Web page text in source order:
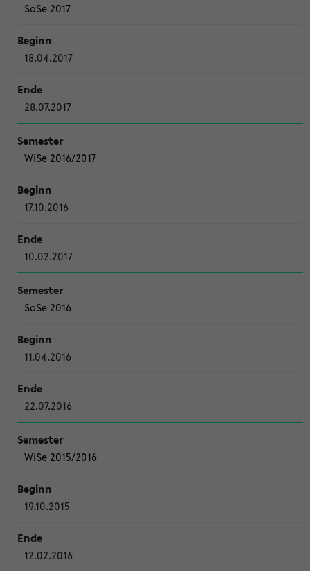
SoSe 2017
18.04.2017
28.07.2017
WiSe 2016/2017
17.10.2016
10.02.2017
SoSe 2016
11.04.2016
22.07.2016
WiSe 2015/2016
19.10.2015
12.02.2016